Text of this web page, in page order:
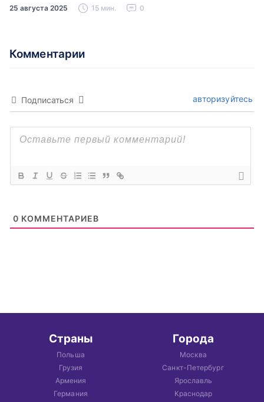
время можно встретить свою…
25 августа 2025 15 мин. 0
Комментарии
Подписаться авторизуйтесь
0 КОММЕНТАРИЕВ
Страны
Польша
Грузия
Армения
Германия
Города
Москва
Санкт-Петербург
Ярославль
Краснодар